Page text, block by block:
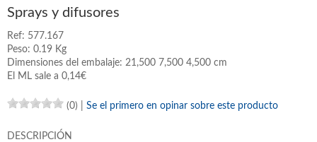
Sprays y difusores
Ref: 577.167
Peso: 0.19 Kg
Dimensiones del embalaje: 21,500 7,500 4,500 cm
El ML sale a 0,14€
(0) Se el primero en opinar sobre este producto
DESCRIPCIÓN